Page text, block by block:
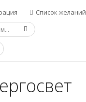
Список желаний